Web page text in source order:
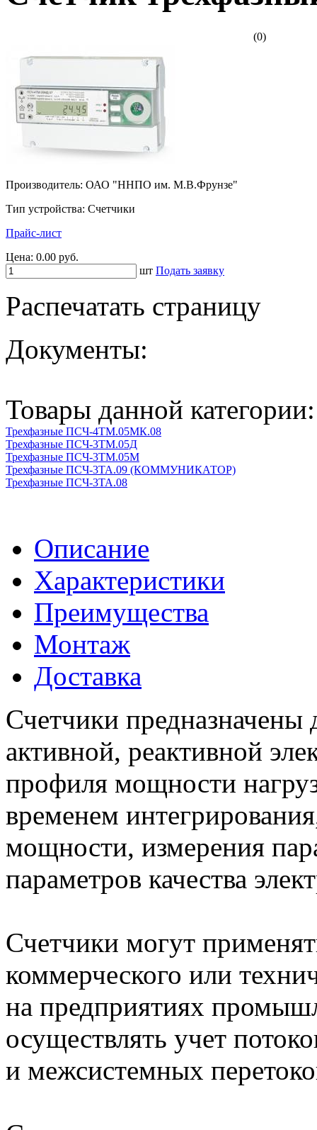
(0)
Производитель: ОАО "ННПО им. М.В.Фрунзе"
Тип устройства: Счетчики
Прайс-лист
Цена: 0.00 руб.
шт Подать заявку
Распечатать страницу
Документы:
Товары данной категории:
Трехфазные ПСЧ-4ТМ.05МК.08
Трехфазные ПСЧ-3ТМ.05Д
Трехфазные ПСЧ-3ТМ.05М
Трехфазные ПСЧ-3ТА.09 (КОММУНИКАТОР)
Трехфазные ПСЧ-3ТА.08
Описание
Характеристики
Преимущества
Монтаж
Доставка
Счетчики предназначены
активной, реактивной
профиля мощности
временем
мощности, измерения
параметров качества
Счетчики могут
коммерческого или
на предприятиях
осуществлять учет
и межсистемных